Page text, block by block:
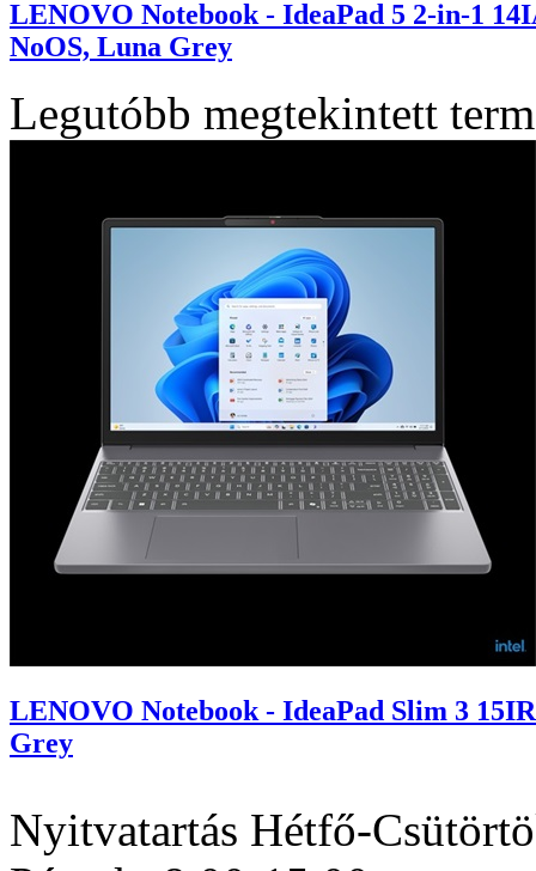
LENOVO Notebook - IdeaPad 5 2-in-1
NoOS, Luna Grey
Legutóbb megtekintett
LENOVO Notebook - IdeaPad Slim 3
Grey
Nyitvatartás Hétfő-